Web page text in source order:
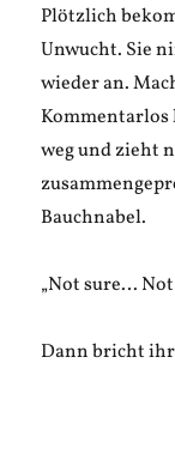
Plötzlich
Unwucht. Sie
wieder an.
weg und zieht
Bauchnabel.
„Not sure…
Dann bricht